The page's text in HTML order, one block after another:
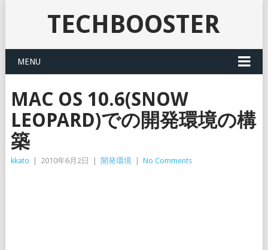
TECHBOOSTER
MENU
MAC OS 10.6(SNOW
LEOPARD)での開発環境の構
築
kkato 2010年6月2日 開発環境 No Comments